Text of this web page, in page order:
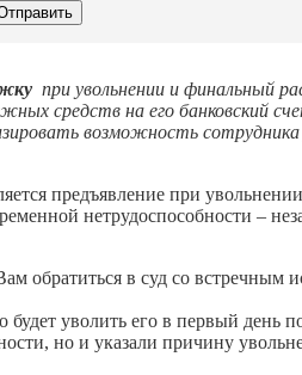
при увольнении и финальный
средств на его банковский
возможность
предъявление при
нетрудоспособности –
обратиться в суд со встречным
уволить его в первый день
но и указали причину